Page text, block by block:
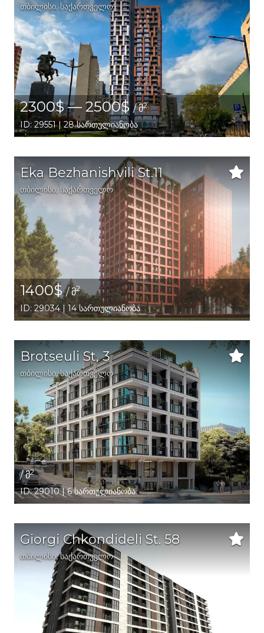
თბილისი,საქართველო
2300$ — 2500$ / მ2
ID: 29551 | 28 სართულიანობა
Eka Bezhanishvili St.11
თბილისი,საქართველო
1400$/ მ2
ID: 29034 | 14 სართულიანობა
Brotseuli St, 3
თბილისი,საქართველო
/ მ2
ID: 29010 | 6 სართულიანობა
Giorgi Chkondideli St. 58
თბილისი,საქართველო